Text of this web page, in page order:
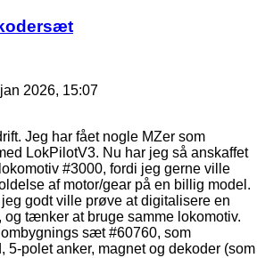
2026, 15:07
Jeg har fået nogle MZer som
LokPilotV3. Nu har jeg så anskaffet
#3000, fordi jeg gerne ville
af motor/gear på en billig model.
godt ville prøve at digitalisere en
tænker at bruge samme lokomotiv.
sæt #60760, som
5-polet anker, magnet og dekoder (som